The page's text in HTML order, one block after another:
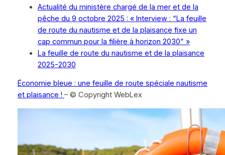
Actualité du ministère chargé de la mer et de la
pêche du 9 octobre 2025 : « Interview : “La feuille
de route du nautisme et de la plaisance fixe un
cap commun pour la filière à horizon 2030” »
La feuille de route du nautisme et de la plaisance
2025-2030
Économie bleue : une feuille de route spéciale nautisme
et plaisance ! – © Copyright WebLex